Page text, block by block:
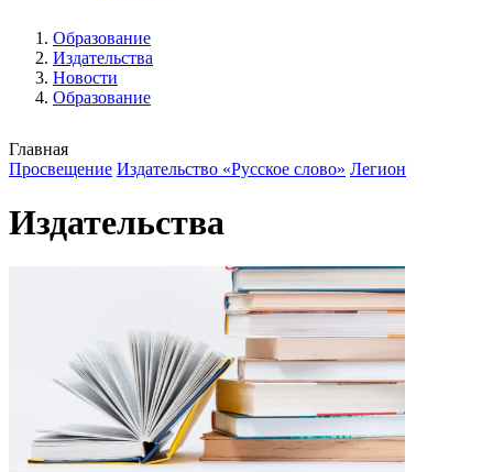
Образование
Издательства
Новости
Образование
Главная
Просвещение Издательство «Русское слово» Легион
Издательства